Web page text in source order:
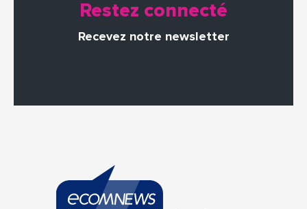
Restez connecté
Recevez notre newsletter